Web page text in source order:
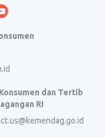
dan Tertib
RI